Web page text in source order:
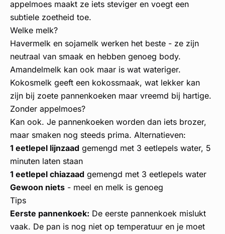
appelmoes maakt ze iets steviger en voegt een
subtiele zoetheid toe.
Welke melk?
Havermelk en sojamelk werken het beste - ze zijn
neutraal van smaak en hebben genoeg body.
Amandelmelk kan ook maar is wat wateriger.
Kokosmelk geeft een kokossmaak, wat lekker kan
zijn bij zoete pannenkoeken maar vreemd bij hartige.
Zonder appelmoes?
Kan ook. Je pannenkoeken worden dan iets brozer,
maar smaken nog steeds prima. Alternatieven:
1 eetlepel lijnzaad gemengd met 3 eetlepels water, 5
minuten laten staan
1 eetlepel chiazaad gemengd met 3 eetlepels water
Gewoon niets - meel en melk is genoeg
Tips
Eerste pannenkoek: De eerste pannenkoek mislukt
vaak. De pan is nog niet op temperatuur en je moet